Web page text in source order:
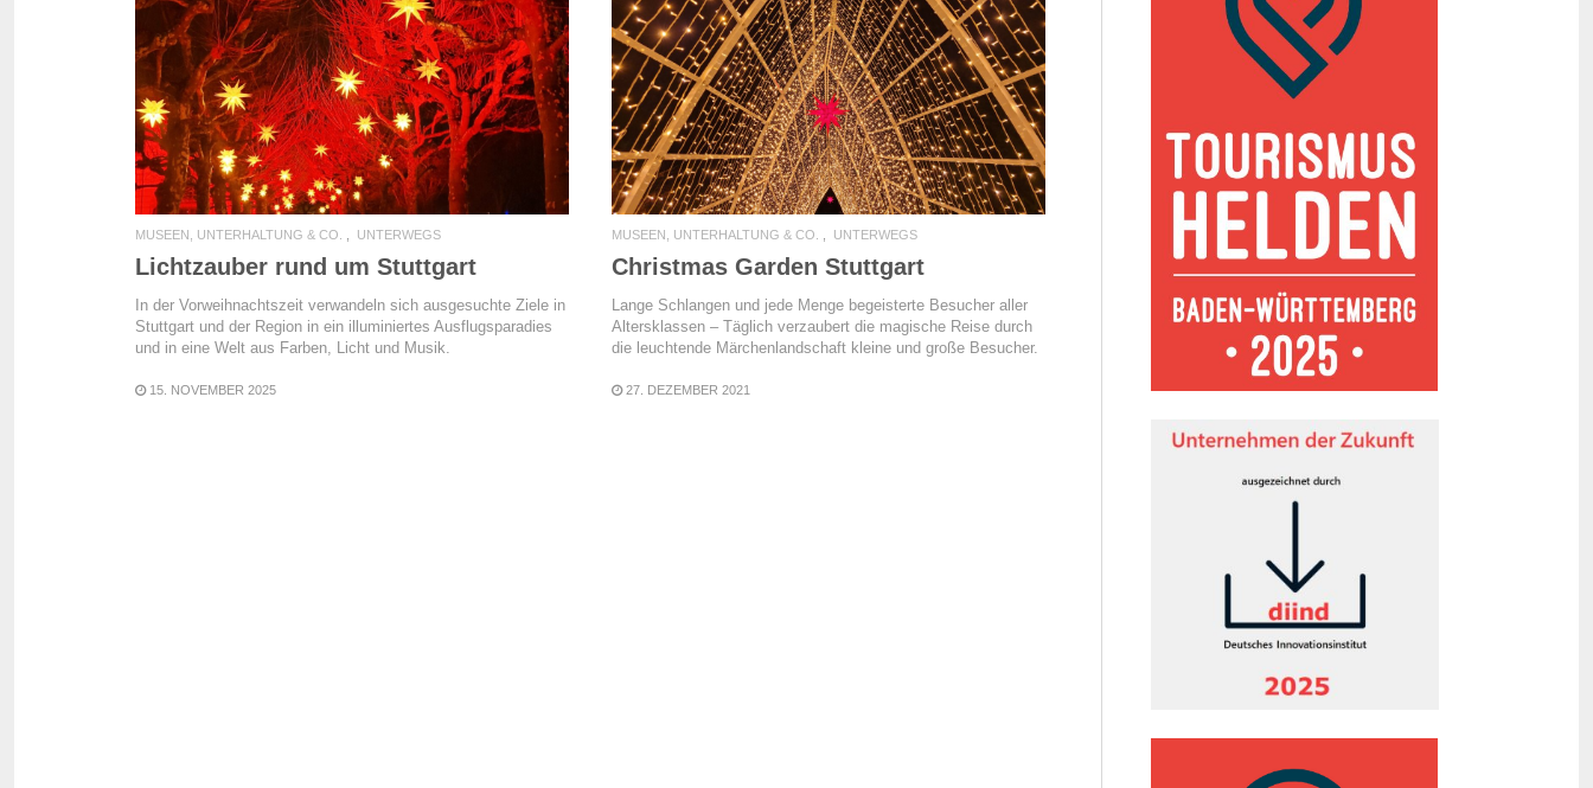
READ MORE
MUSEEN, UNTERHALTUNG & CO. UNTERWEGS
Lichtzauber rund um Stuttgart
In der Vorweihnachtszeit verwandeln sich ausgesuchte Ziele in
Stuttgart und der Region in ein illuminiertes Ausflugsparadies
und in eine Welt aus Farben, Licht und Musik.
15. NOVEMBER 2025
READ MORE
MUSEEN, UNTERHALTUNG & CO. UNTERWEGS
Christmas Garden Stuttgart
Lange Schlangen und jede Menge begeisterte Besucher aller
Altersklassen – Täglich verzaubert die magische Reise durch
die leuchtende Märchenlandschaft kleine und große Besucher.
27. DEZEMBER 2021